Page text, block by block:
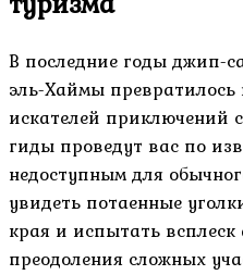
В последние годы джип-
эль-Хаймы
искателей приключений
гиды проведут вас по
недоступным для
увидеть потаенные
края и испытать
преодоления сложных